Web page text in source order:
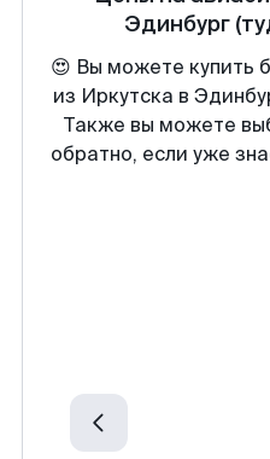
Эдинбург
😍 Вы можете купить
из Иркутска в
Также вы можете
обратно, если уже